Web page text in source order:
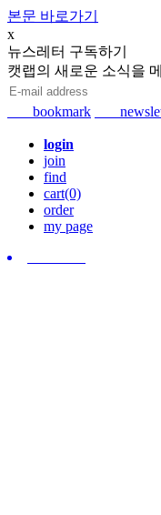
본문 바로가기
x
뉴스레터 구독하기
캣랩의 새로운 소식을
bookmark
login
join
find
cart(0)
order
my page